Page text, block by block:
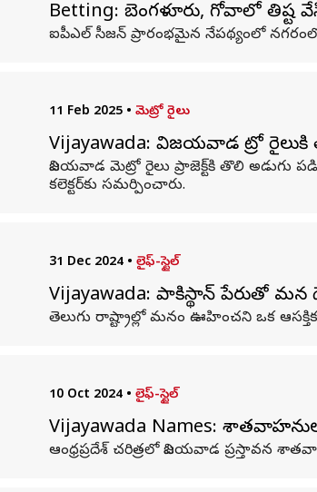
Betting: బెంగళూరు, గోవాలో తిష్ట
ఐపీఎల్‌ సీజన్‌ ప్రారంభమైన నేపథ్యంలో
11 Feb 2025 • మెట్రో రైలు
Vijayawada: విజయవాడ మెట్రో
విజయవాడ మెట్రో రైలు ప్రాజెక్ట్‌కి తొలి అడుగు
కలెక్టర్‌కు సమర్పించారు.
31 Dec 2024 • లైఫ్-స్టైల్
Vijayawada: పాకిస్థాన్‌ పేరుతో
తెలుగు రాష్ట్రాల్లో మనం ఊహించని ఒక
10 Oct 2024 • లైఫ్-స్టైల్
Vijayawada Names:
ఆంధ్రప్రదేశ్ చరిత్రలో విజయవాడ ప్రస్తావన